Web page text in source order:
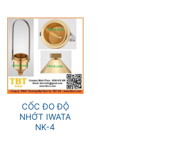
CỐC ĐO ĐỘ
NHỚT IWATA
NK-4